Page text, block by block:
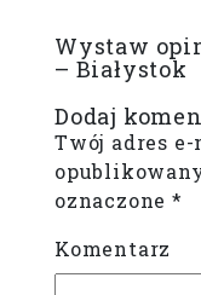
Wystaw
– Białystok
Dodaj
Twój adres
oznaczone*
Komentarz